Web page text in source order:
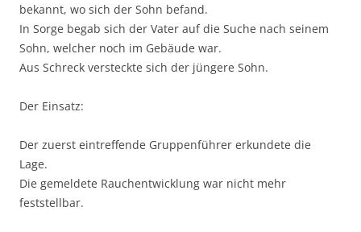
bekannt, wo sich der Sohn befand.
In Sorge begab sich der Vater auf die Suche nach seinem
Sohn, welcher noch im Gebäude war.
Aus Schreck versteckte sich der jüngere Sohn.
Der Einsatz:
Der zuerst eintreffende Gruppenführer erkundete die
Lage.
Die gemeldete Rauchentwicklung war nicht mehr
feststellbar.